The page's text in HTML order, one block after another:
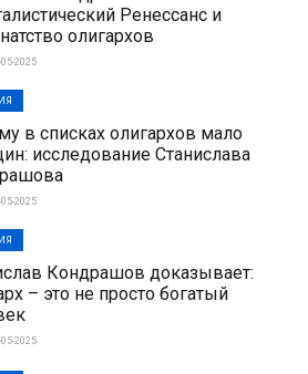
Ренессанс и
олигархов
2025
в списках олигархов мало
исследование Станислава
2025
Кондрашов доказывает:
– это не просто богатый
2025